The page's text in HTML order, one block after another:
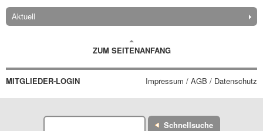
Aktuell
ZUM SEITENANFANG
MITGLIEDER-LOGIN Impressum / AGB / Datenschutz
Schnellsuche